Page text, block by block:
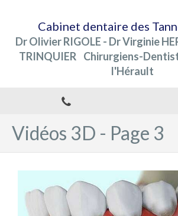
Cabinet dentaire des
Dr Olivier RIGOLE - Dr Virginie
TRINQUIER Chirurgiens-
l'Hérault
Vidéos 3D - Page 3